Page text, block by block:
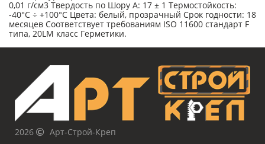
0,01 г/см3 Твердость по Шору А: 17 ± 1 Термостойкость:
-40°C ÷ +100°C Цвета: белый, прозрачный Срок годности: 18
месяцев Соответствует требованиям ISO 11600 стандарт F
типа, 20LM класс Герметики.
2026
Арт-Строй-Креп